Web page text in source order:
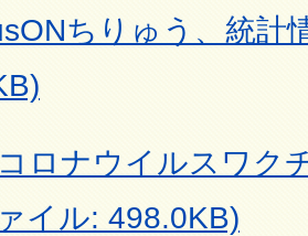
ちりゅう、統計
ロナウイルスワク
イル: 498.0KB)